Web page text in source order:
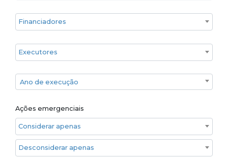
Financiadores
Executores
Ano de execução
Ano de execução
Ações emergenciais
Considerar apenas ações emergenciais
Desconsiderar apenas ações emergenciais